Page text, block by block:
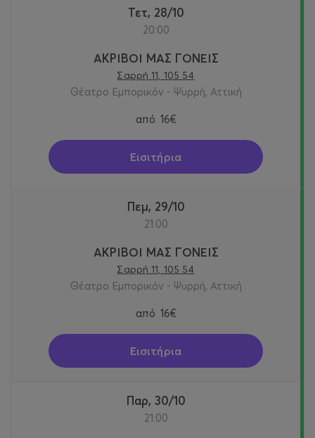
Τετ, 28/10
20:00
ΑΚΡΙΒΟΙ ΜΑΣ ΓΟΝΕΙΣ
Σαρρή 11, 105 54
Θέατρο Εμπορικόν - Ψυρρή, Αττική
από 16€
Εισιτήρια
Πεμ, 29/10
21:00
ΑΚΡΙΒΟΙ ΜΑΣ ΓΟΝΕΙΣ
Σαρρή 11, 105 54
Θέατρο Εμπορικόν - Ψυρρή, Αττική
από 16€
Εισιτήρια
Παρ, 30/10
21:00